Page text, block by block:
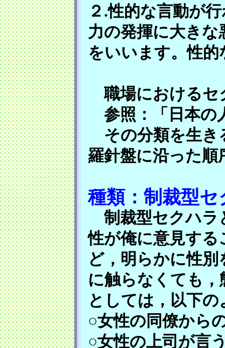
２.性的な言動が
力の発揮に大き
をいいます。性
職場におけるセ
参照：「日本
その分類を生き
羅針盤に沿った順
種類：制裁型
制裁型セクハラ
性が俺に意見する
ど，明らかに性
に触らなくても
としては，以下
○女性の同僚から
○女性の上司が言